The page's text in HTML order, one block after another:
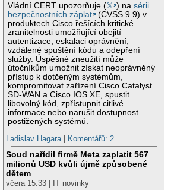
Vládní CERT upozorňuje (𝕏 ) nasérii
bezpečnostních záplat
(CVSS 9.9) v
produktech Cisco řešících kritické
zranitelnosti umožňující obejití
autentizace, eskalaci oprávnění,
vzdálené spuštění kódu a odepření
služby. Úspěšné zneužití může
útočníkům umožnit získat neoprávněný
přístup k dotčeným systémům,
kompromitovat zařízení Cisco Catalyst
SD-WAN a Cisco IOS XE, spustit
libovolný kód, zpřístupnit citlivé
informace nebo narušit dostupnost
postižených systémů.
Ladislav Hagara| Komentářů: 2
Soud nařídil firmě Meta zaplatit 567
milionů USD kvůli újmě způsobené
dětem
včera 15:33 | IT novinky